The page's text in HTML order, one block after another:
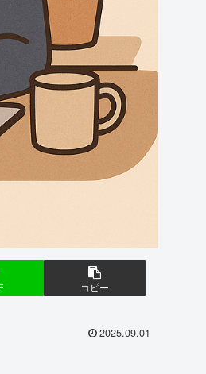
コピー
2025.09.01